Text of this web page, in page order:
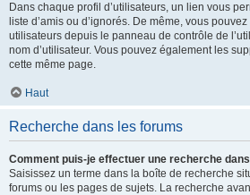
Dans chaque profil d’utilisateurs, un lien vous
liste d’amis ou d’ignorés. De même, vous
utilisateurs depuis le panneau de contrôle de
nom d’utilisateur. Vous pouvez également les
cette même page.
Haut
Recherche dans les forums
Comment puis-je effectuer une recherche
Saisissez un terme dans la boîte de recherche
forums ou les pages de sujets. La recherche